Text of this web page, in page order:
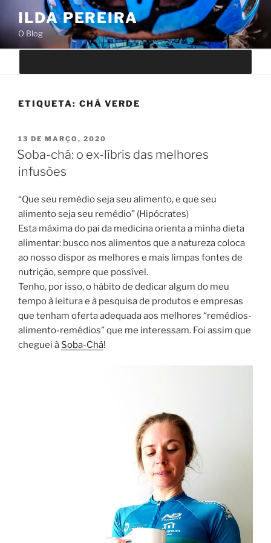
o
conteúdo
ILDA PEREIRA
O Blog
ETIQUETA: CHÁ VERDE
PUBLICADO
EM
13 DE MARÇO, 2020
Soba-chá: o ex-líbris das melhores
infusões
“Que seu remédio seja seu alimento, e que seu
alimento seja seu remédio” (Hipócrates)
Esta máxima do pai da medicina orienta a minha dieta
alimentar: busco nos alimentos que a natureza coloca
ao nosso dispor as melhores e mais limpas fontes de
nutrição, sempre que possível.
Tenho, por isso, o hábito de dedicar algum do meu
tempo à leitura e à pesquisa de produtos e empresas
que tenham oferta adequada aos melhores “remédios-
alimento-remédios” que me interessam. Foi assim que
cheguei à Soba-Chá!